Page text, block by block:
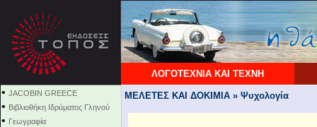
ΛΟΓΟΤΕΧΝΙΑ ΚΑΙ ΤΕΧΝΗ
• JACOBIN GREECE
• Βιβλιοθήκη Ιδρύματος Γληνού
• Γεωγραφία
ΜΕΛΕΤΕΣ ΚΑΙ ΔΟΚΙΜΙΑ » Ψυχολογία